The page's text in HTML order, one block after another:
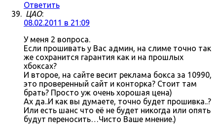
Ответить
ЦАО:
08.02.2011 в 21:09
У меня 2 вопроса.
Если прошивать у Вас админ, на слиме точно так
же сохранится гарантия как и на прошлых
хбоксах?
И второе, на сайте весит реклама бокса за 10990,
это проверенный сайт и конторка? Стоит там
брать? Просто уж очень хорошая цена)
Ах да..И как вы думаете, точно будет прошивка..?
Или есть шанс что её не будет никогда или опять
будут переносить…Чисто Ваше мнение.)